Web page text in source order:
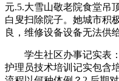
元.5.大雪山敬老院食堂吊
白叟扫除院子。她城市积
良，维修设备设备无法供
学生社区办事记实表：
护理员技术培训记实包含